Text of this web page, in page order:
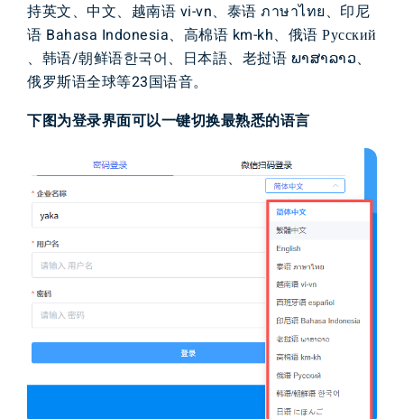
持英文、 中文、 越南语 vi-vn、泰语 ภาษาไทย、印尼
语 Bahasa Indonesia、高棉语 km-kh、俄语 Русский
、韩语/朝鲜语한국어、日本語、老挝语 ພາສາລາວ、
俄罗斯语全球等23国语音。
下图为登录界面可以一键切换最熟悉的语言